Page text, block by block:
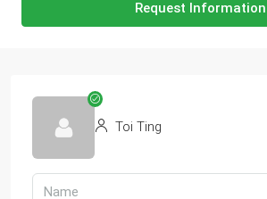
Request Information
Toi Ting